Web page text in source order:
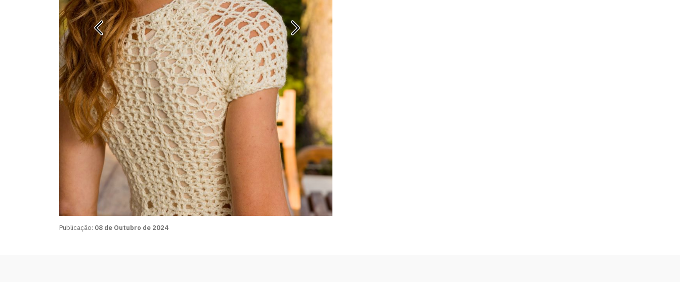
Publicação: 08 de Outubro de 2024